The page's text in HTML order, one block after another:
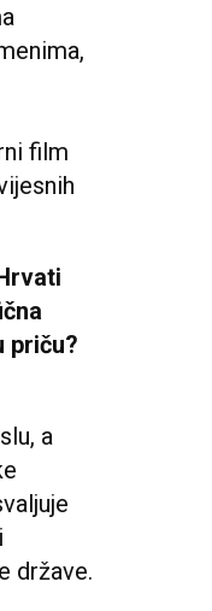
film
priču?
a
države.